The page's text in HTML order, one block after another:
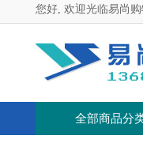
您好, 欢迎光临易尚购
全部商品分